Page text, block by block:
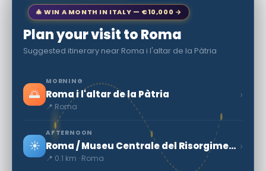
🎄 WIN A MONTH IN ITALY — €10,000 →
Plan your visit to Roma
Suggested itinerary near Roma i l'altar de la Pàtria
🌅
MORNING
Roma i l'altar de la Pàtria
📍 Roma
›
☀️
AFTERNOON
Roma / Museu Centrale del Risorgimento
📍 0.1 km · Roma
›